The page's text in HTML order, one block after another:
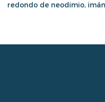
redondo de neodimio,